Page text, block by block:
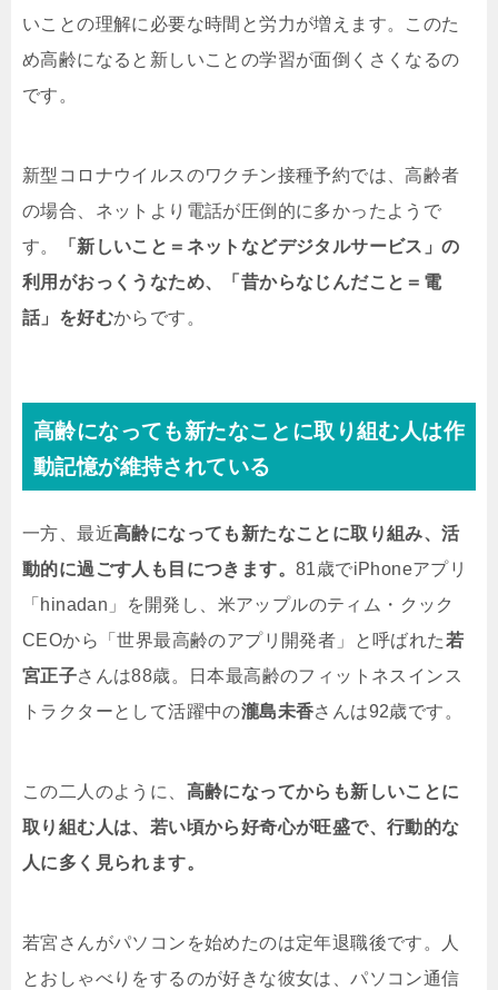
いことの理解に必要な時間と労力が増えます。このた
め高齢になると新しいことの学習が面倒くさくなるの
です。
新型コロナウイルスのワクチン接種予約では、高齢者
の場合、ネットより電話が圧倒的に多かったようで
す。
「新しいこと＝ネットなどデジタルサービス」の
利用がおっくうなため、「昔からなじんだこと＝電
話」を好むからです。
高齢になっても新たなことに取り組む人は作
動記憶が維持されている
一方、最近高齢になっても新たなことに取り組み、活
動的に過ごす人も目につきます。 81歳でiPhoneアプリ
「hinadan」を開発し、米アップルのティム・クック
CEOから「世界最高齢のアプリ開発者」と呼ばれた若
宮正子さんは88歳。日本最高齢のフィットネスインス
トラクターとして活躍中の瀧島未香さんは92歳です。
この二人のように、 高齢になってからも新しいことに
取り組む人は、若い頃から好奇心が旺盛で、行動的な
人に多く見られます。
若宮さんがパソコンを始めたのは定年退職後です。人
とおしゃべりをするのが好きな彼女は、パソコン通信